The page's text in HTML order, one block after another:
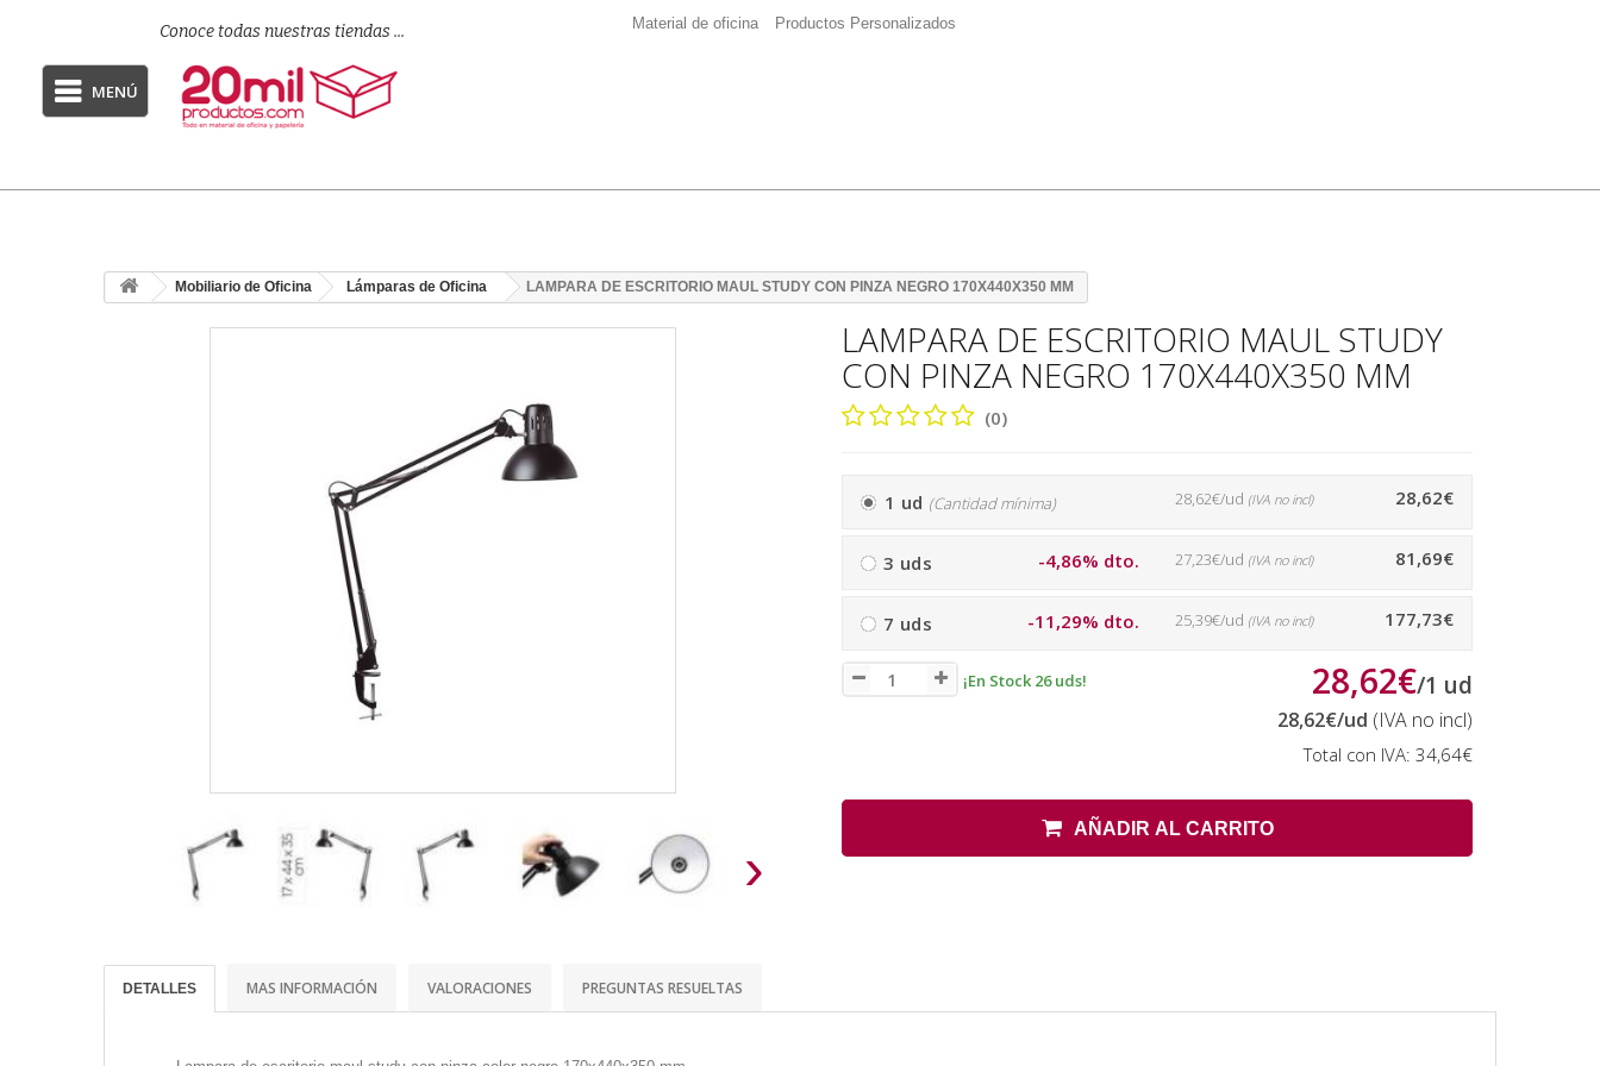
Conoce todas nuestras tiendas ... Material de oficina Productos Personalizados
MENÚ
Mobiliario de Oficina Lámparas de Oficina LAMPARA DE ESCRITORIO MAUL STUDY CON PINZA NEGRO 170X440X350 MM
›
LAMPARA DE ESCRITORIO MAUL STUDY
CON PINZA NEGRO 170X440X350 MM
(0)
1 ud (Cantidad mínima) 28,62€
28,62€/ud (IVA no incl)
3 uds -4,86% dto. 81,69€
27,23€/ud (IVA no incl)
7 uds -11,29% dto. 177,73€
25,39€/ud (IVA no incl)
¡En Stock 26 uds! 28,62€/1 ud
28,62€/ud (IVA no incl)
Total con IVA: 34,64€
AÑADIR AL CARRITO
DETALLES MAS INFORMACIÓN VALORACIONES PREGUNTAS RESUELTAS